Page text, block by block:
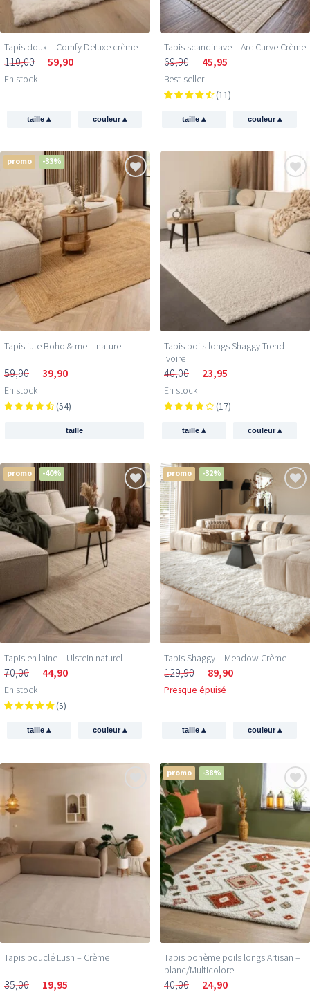
Tapis doux – Comfy Deluxe crème
110,00 59,90
En stock
taille▴ couleur▴
Tapis scandinave – Arc Curve Crème
69,90 45,95
Best-seller
(11)
taille▴ couleur▴
promo -33%
Tapis jute Boho & me – naturel
59,90 39,90
En stock
(54)
taille
Tapis poils longs Shaggy Trend –
ivoire
40,00 23,95
En stock
(17)
taille▴ couleur▴
promo -40%
Tapis en laine – Ulstein naturel
70,00 44,90
En stock
(5)
taille▴ couleur▴
promo -32%
Tapis Shaggy – Meadow Crème
129,90 89,90
Presque épuisé
taille▴ couleur▴
Tapis bouclé Lush – Crème
35,00 19,95
promo -38%
Tapis bohème poils longs Artisan –
blanc/Multicolore
40,00 24,90